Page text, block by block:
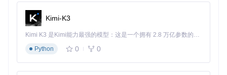
官方校准手册：docs/Resonance_Compensation.md
二、固件配置：释放硬件潜力的关键
2.1 温度控制系统优化
温度是影响打印质量的核心参数，尤其是对于特殊材料。以PE
KK为例，其打印温度高达380°C，传统的PID控制难以应对剧
Kimi-K3
Kimi K3 是Kimi能力最强的模型：这是一个拥有 2.8 万亿参数的混合专家（MoE）模型，具备原生视觉理解能力，并支持 100 万 token 的上下文窗口。
Python
0 0